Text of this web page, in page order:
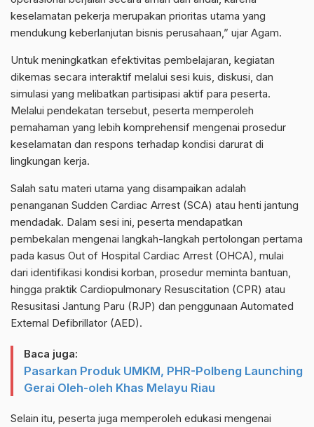
keselamatan pekerja merupakan prioritas utama yang
mendukung keberlanjutan bisnis perusahaan,” ujar Agam.
Untuk meningkatkan efektivitas pembelajaran, kegiatan
dikemas secara interaktif melalui sesi kuis, diskusi, dan
simulasi yang melibatkan partisipasi aktif para peserta.
Melalui pendekatan tersebut, peserta memperoleh
pemahaman yang lebih komprehensif mengenai prosedur
keselamatan dan respons terhadap kondisi darurat di
lingkungan kerja.
Salah satu materi utama yang disampaikan adalah
penanganan Sudden Cardiac Arrest (SCA) atau henti jantung
mendadak. Dalam sesi ini, peserta mendapatkan
pembekalan mengenai langkah-langkah pertolongan pertama
pada kasus Out of Hospital Cardiac Arrest (OHCA), mulai
dari identifikasi kondisi korban, prosedur meminta bantuan,
hingga praktik Cardiopulmonary Resuscitation (CPR) atau
Resusitasi Jantung Paru (RJP) dan penggunaan Automated
External Defibrillator (AED).
Baca juga:
Pasarkan Produk UMKM, PHR-Polbeng Launching
Gerai Oleh-oleh Khas Melayu Riau
Selain itu, peserta juga memperoleh edukasi mengenai